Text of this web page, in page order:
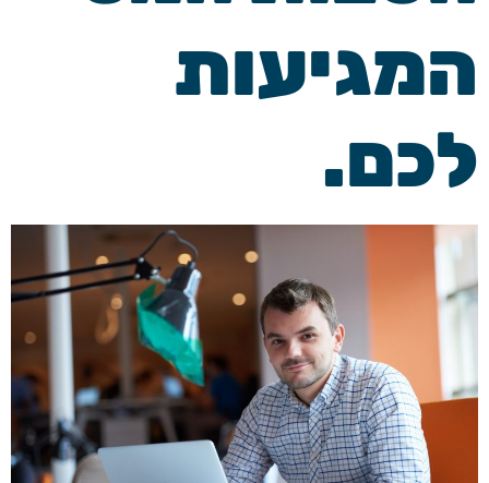
המגיעות
לכם.